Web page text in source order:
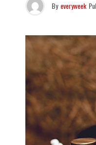
By everyweek